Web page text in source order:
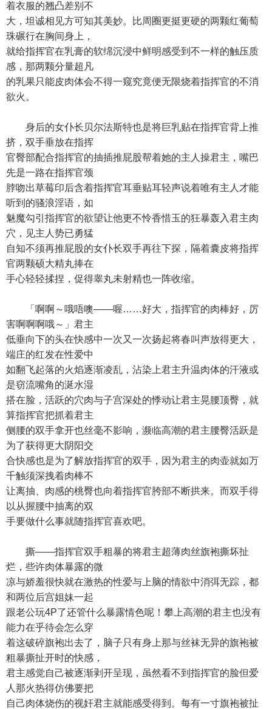
着衣服的翘凸差别不
大，坦诚相见方可知其美妙。比周圈更挺更硬的两颗红葡萄
珠碾行在胸间身上，
就给指挥官在乳膏的软绵沉浸中鲜明感受到不一样的触压质
感，那两颗分量超凡
的乳果只能皮肉体会不得一窥究竟便无限烧着指挥官的不消
欲火。
身后的女仆长贝尔法斯特也是将巨乳贴在指挥官背上推
挤，双手垂放在指挥
官臀部配合指挥官的抽插推屁股帮着她的主人操君主，嘴巴
先是一路在指挥官颈
脖吻出草莓印后含着指挥官耳垂贴耳轻声说着唯有主人才能
听到的骚浪淫语，如
魅魔勾引指挥官的欲望让他更不怜香惜玉的狂暴轰入君主肉
穴，见主人势已勇猛
自知不须再推屁股的女仆长双手再往下探，隔着囊皮将指挥
官两颗硕大精丸捧在
手心轻轻揉捏，促得睾丸未射精也一阵收缩。
「啊啊～哦唔噢——喔……好大，指挥官的肉棒好，厉
害啊啊啊哦～」君主
低垂向下的头在快感中一次又一次扬起将春叫声放得更大，
端庄的红发在性爱中
如翻飞起落的火焰逐渐凌乱，沾染上君主升温肉体的汗液或
是窃流嘴角的涎水湿
搭在脸，活跃的穴肉与子宫深处的悸动让君主晃腰顶臀，就
算指挥官把抓着君主
侧腰的双手拿开也丝毫不影响，濒临高潮的君主腰臀活跃是
为了获得更大阴阳交
合快感也是为了解放指挥官的双手，因为君主的肉壶就如万
千触须深拽着肉棒不
让离抽、肉感的桃臀也向着指挥官胯部不断拱来。而双手得
以从握腰中抽离的双
手要做什么事就随指挥官喜欢吧。
撕——指挥官双手粗暴的将君主超薄肉丝旗袍撕坏扯
烂，些许肉体暴露的微
凉与娇羞很快就在激热的性爱与上脑的情欲中消弭无踪，都
和两位后宫姐妹一起
跟老公玩4P了还管什么暴露情色呢！攀上高潮的君主也没有
能力在乎待会怎么穿
着这破碎旗袍出去了，脑子只有身上那与丝袜无异的旗袍被
粗暴撕扯开时的快感，
君主感觉自己被逐渐剥开呈现，虽然看不到指挥官的脸但爱
人那火热得仿佛要把
自己肉体烧伤的视奸君主就能感受得到。每有一寸旗袍被扯